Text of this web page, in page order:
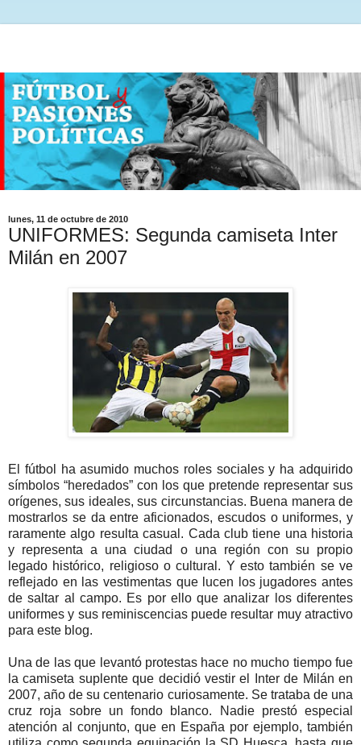
lunes, 11 de octubre de 2010
UNIFORMES: Segunda camiseta Inter
Milán en 2007
El fútbol ha asumido muchos roles sociales y ha adquirido
símbolos “heredados” con los que pretende representar sus
orígenes, sus ideales, sus circunstancias. Buena manera de
mostrarlos se da entre aficionados, escudos o uniformes, y
raramente algo resulta casual. Cada club tiene una historia
y representa a una ciudad o una región con su propio
legado histórico, religioso o cultural. Y esto también se ve
reflejado en las vestimentas que lucen los jugadores antes
de saltar al campo. Es por ello que analizar los diferentes
uniformes y sus reminiscencias puede resultar muy atractivo
para este blog.
Una de las que levantó protestas hace no mucho tiempo fue
la camiseta suplente que decidió vestir el Inter de Milán en
2007, año de su centenario curiosamente. Se trataba de una
cruz roja sobre un fondo blanco. Nadie prestó especial
atención al conjunto, que en España por ejemplo, también